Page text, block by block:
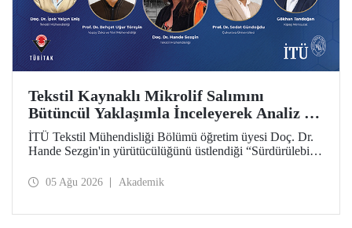
Tekstil Kaynaklı Mikrolif Salımını
Bütüncül Yaklaşımla İnceleyerek Analiz ve
Azaltım Stratejileri Geliştirecek Projeye
TÜBİTAK Desteği
İTÜ Tekstil Mühendisliği Bölümü öğretim üyesi Doç. Dr.
Hande Sezgin'in yürütücülüğünü üstlendiği “Sürdürülebilir
Koşullarına Bağlı Mikrolif Salımı: Aşınma, UV Maruziyeti
05 Ağu 2026 Akademik